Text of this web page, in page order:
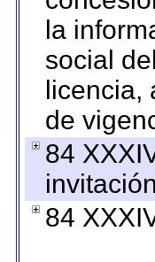
la
social
licencia,
de
84
84